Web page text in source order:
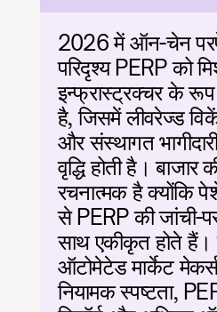
2026 में ऑन-चेन
परिदृश्य PERP को
इन्फ्रास्ट्रक्चर के
है, जिसमें लीवरेज्ड
और संस्थागत
वृद्धि होती है। बाजार
रचनात्मक है क्योंकि
से PERP की जांची-
साथ एकीकृत होते हैं।
ऑटोमेटेड मार्केट
नियामक स्पष्टता,